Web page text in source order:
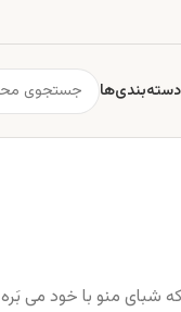
منو با خود می بَره